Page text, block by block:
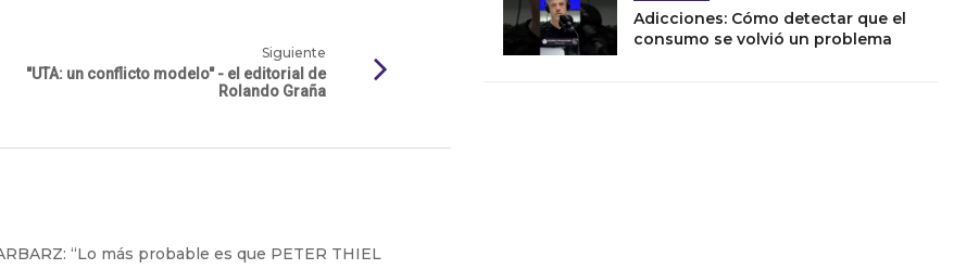
Siguiente
"UTA: un conflicto modelo" - el editorial de
Rolando Graña
“Lo más probable es que PETER THIEL
Adicciones: Cómo detectar que el
consumo se volvió un problema